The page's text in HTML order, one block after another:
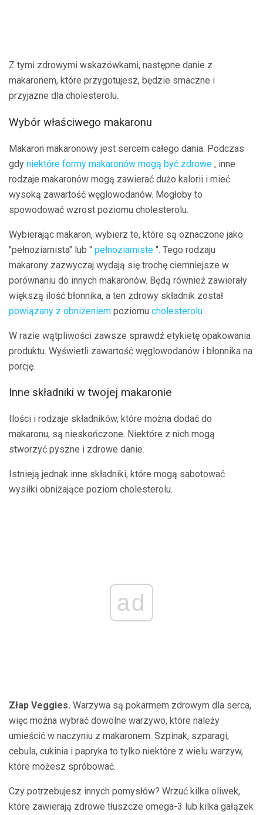
Z tymi zdrowymi wskazówkami, następne danie z
makaronem, które przygotujesz, będzie smaczne i
przyjazne dla cholesterolu.
Wybór właściwego makaronu
Makaron makaronowy jest sercem całego dania. Podczas
gdy niektóre formy makaronów mogą być zdrowe , inne
rodzaje makaronów mogą zawierać dużo kalorii i mieć
wysoką zawartość węglowodanów. Mogłoby to
spowodować wzrost poziomu cholesterolu.
Wybierając makaron, wybierz te, które są oznaczone jako
"pełnoziarnista" lub " pełnoziarniste ". Tego rodzaju
makarony zazwyczaj wydają się trochę ciemniejsze w
porównaniu do innych makaronów. Będą również zawierały
większą ilość błonnika, a ten zdrowy składnik został
powiązany z obniżeniem poziomu cholesterolu .
W razie wątpliwości zawsze sprawdź etykietę opakowania
produktu. Wyświetli zawartość węglowodanów i błonnika na
porcję.
Inne składniki w twojej makaronie
Ilości i rodzaje składników, które można dodać do
makaronu, są nieskończone. Niektóre z nich mogą
stworzyć pyszne i zdrowe danie.
Istnieją jednak inne składniki, które mogą sabotować
wysiłki obniżające poziom cholesterolu.
ad
Złap Veggies. Warzywa są pokarmem zdrowym dla serca,
więc można wybrać dowolne warzywo, które należy
umieścić w naczyniu z makaronem. Szpinak, szparagi,
cebula, cukinia i papryka to tylko niektóre z wielu warzyw,
które możesz spróbować.
Czy potrzebujesz innych pomysłów? Wrzuć kilka oliwek,
które zawierają zdrowe tłuszcze omega-3 lub kilka gałązek